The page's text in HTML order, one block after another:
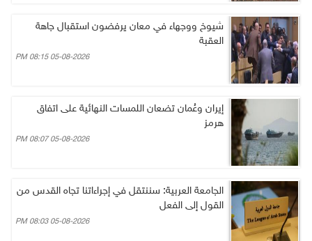
شيوخ ووجهاء في معان يرفضون استقبال جاهة
العقبة
05-08-2026 08:15 PM
إيران وعُمان تضعان اللمسات النهائية على اتفاق
هرمز
05-08-2026 08:07 PM
الجامعة العربية: سننتقل في إجراءاتنا تجاه القدس من
القول إلى الفعل
05-08-2026 08:03 PM